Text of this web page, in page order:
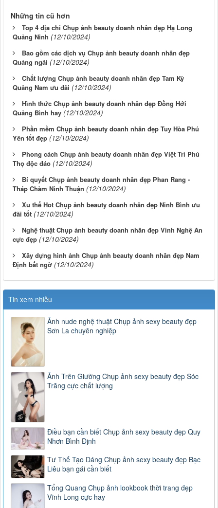
Những tin cũ hơn
Top 4 địa chỉ Chụp ảnh beauty doanh nhân đẹp Hạ Long
Quảng Ninh (12/10/2024)
Bao gồm các dịch vụ Chụp ảnh beauty doanh nhân đẹp
Quảng ngãi (12/10/2024)
Chất lượng Chụp ảnh beauty doanh nhân đẹp Tam Kỳ
Quảng Nam ưu đãi (12/10/2024)
Hình thức Chụp ảnh beauty doanh nhân đẹp Đồng Hới
Quảng Bình hay (12/10/2024)
Phần mềm Chụp ảnh beauty doanh nhân đẹp Tuy Hòa Phú
Yên tốt đẹp (12/10/2024)
Phong cách Chụp ảnh beauty doanh nhân đẹp Việt Trì Phú
Thọ độc đáo (12/10/2024)
Bí quyết Chụp ảnh beauty doanh nhân đẹp Phan Rang -
Tháp Chàm Ninh Thuận (12/10/2024)
Xu thế Hot Chụp ảnh beauty doanh nhân đẹp Ninh Bình ưu
đãi tốt (12/10/2024)
Nghệ thuật Chụp ảnh beauty doanh nhân đẹp Vinh Nghệ An
cực đẹp (12/10/2024)
Xây dựng hình ảnh Chụp ảnh beauty doanh nhân đẹp Nam
Định bất ngờ (12/10/2024)
Tin xem nhiều
Ảnh nude nghệ thuật Chụp ảnh sexy beauty đẹp
Sơn La chuyên nghiệp
Ảnh Trên Giường Chụp ảnh sexy beauty đẹp Sóc
Trăng cực chất lượng
Điều bạn cần biết Chụp ảnh sexy beauty đẹp Quy
Nhơn Bình Định
Tư Thế Tạo Dáng Chụp ảnh sexy beauty đẹp Bạc
Liêu bạn gái cần biết
Tổng Quang Chụp ảnh lookbook thời trang đẹp
Vĩnh Long cực hay